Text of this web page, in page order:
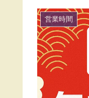
営業時間